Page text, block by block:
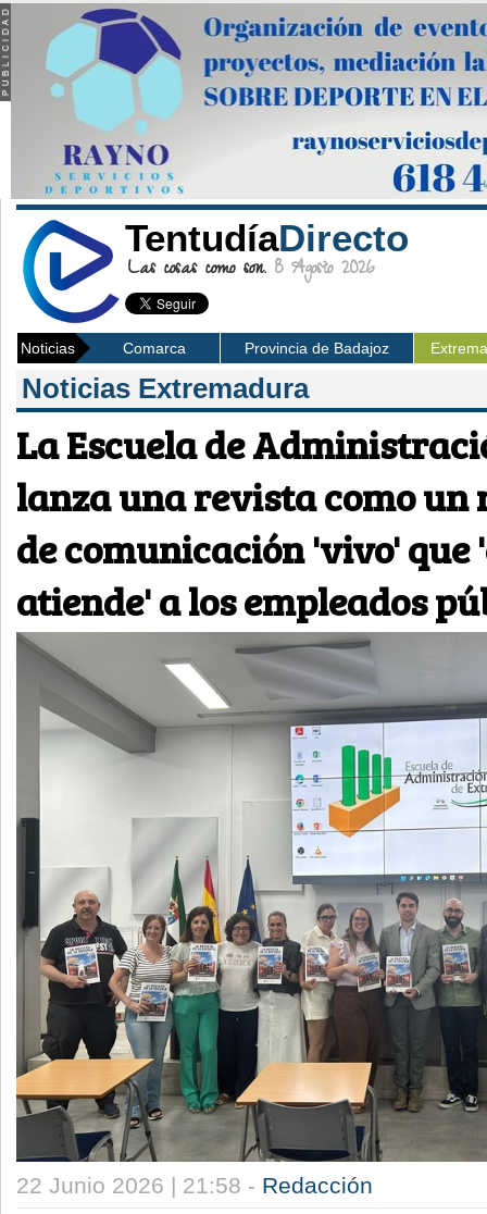
TentudíaDirecto
Las cosas como son. 8 Agosto 2026
Noticias Comarca Provincia de Badajoz
Noticias Extremadura
La Escuela de
lanza una revista como un
de comunicación 'vivo' que
atiende' a los empleados
22 Junio 2026 | 21:58 - Redacción